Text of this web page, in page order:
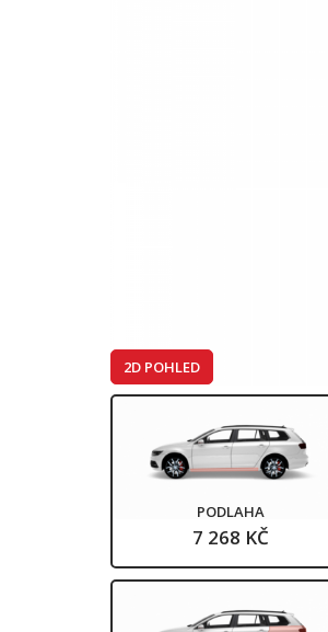
2D POHLED
PODLAHA
7 268 KČ